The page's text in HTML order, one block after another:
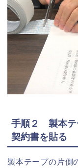
手順２ 製本テ
契約書を貼る
製本テープの片側